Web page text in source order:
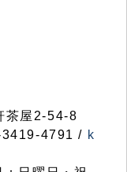
茶屋2-54-8
4791 / k